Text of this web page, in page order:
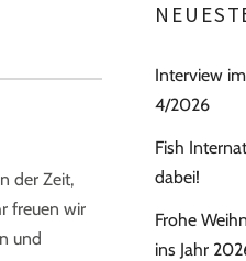
der Zeit,
freuen wir
und
Interview
4/2026
Fish
dabei!
Frohe
ins Jahr